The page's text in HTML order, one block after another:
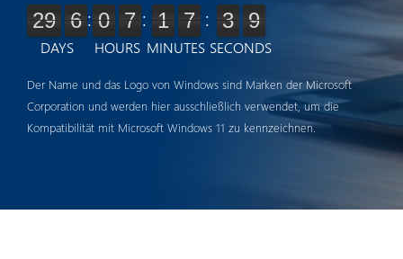
29
29 6
6
DAYS
: 0
0 7
7
HOURS
: 1
1 7
7
MINUTES
: 4
3
3 0
9
9
SECONDS
Der Name und das Logo von Windows sind Marken der Microsoft
Corporation und werden hier ausschließlich verwendet, um die
Kompatibilität mit Microsoft Windows 11 zu kennzeichnen.